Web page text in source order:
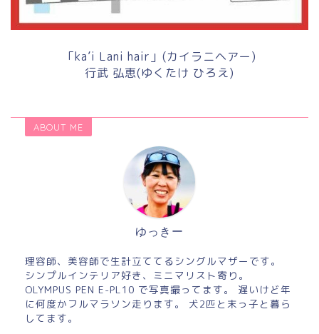
「ka’i Lani hair」(カイラニヘアー)
行武 弘恵(ゆくたけ ひろえ)
ABOUT ME
ゆっきー
理容師、美容師で生計立ててるシングルマザーです。
シンプルインテリア好き、ミニマリスト寄り。
OLYMPUS PEN E-PL10 で写真撮ってます。 遅いけど年
に何度かフルマラソン走ります。 犬2匹と末っ子と暮ら
してます。